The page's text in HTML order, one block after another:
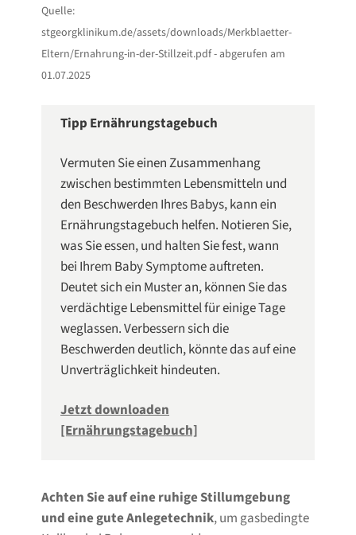
Quelle:
stgeorgklinikum.de/assets/downloads/Merkblaetter-
Eltern/Ernahrung-in-der-Stillzeit.pdf - abgerufen am
01.07.2025
Tipp Ernährungstagebuch
Vermuten Sie einen Zusammenhang
zwischen bestimmten Lebensmitteln und
den Beschwerden Ihres Babys, kann ein
Ernährungstagebuch helfen. Notieren Sie,
was Sie essen, und halten Sie fest, wann
bei Ihrem Baby Symptome auftreten.
Deutet sich ein Muster an, können Sie das
verdächtige Lebensmittel für einige Tage
weglassen. Verbessern sich die
Beschwerden deutlich, könnte das auf eine
Unverträglichkeit hindeuten.
Jetzt downloaden
[Ernährungstagebuch]
Achten Sie auf eine ruhige Stillumgebung
und eine gute Anlegetechnik, um gasbedingte